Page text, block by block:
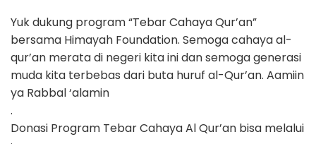
Yuk dukung program “Tebar Cahaya Qur’an”
bersama Himayah Foundation. Semoga cahaya al-
qur’an merata di negeri kita ini dan semoga generasi
muda kita terbebas dari buta huruf al-Qur’an. Aamiin
ya Rabbal ‘alamin
.
Donasi Program Tebar Cahaya Al Qur’an bisa melalui